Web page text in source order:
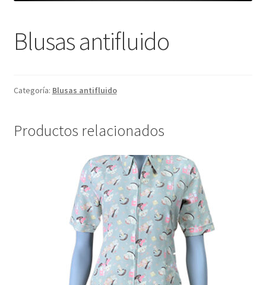
Blusas antifluido
Categoría: Blusas antifluido
Productos relacionados